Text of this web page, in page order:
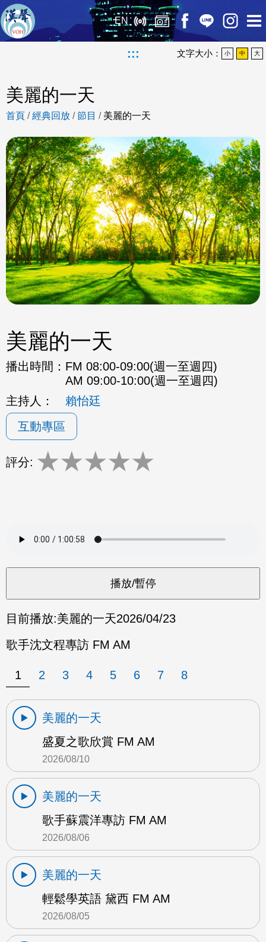
EN
::: 文字大小： 小 中 大
美麗的一天
首頁 /經典回放 /節目 / 美麗的一天
美麗的一天
播出時間： FM 08:00-09:00(週一至週四)
AM 09:00-10:00(週一至週四)
主持人：
賴怡廷
互動專區
評分: ★★★★★
目前播放:美麗的一天2026/04/23
歌手沈文程專訪 FM AM
1 2 3 4 5 6 7 8
美麗的一天
盛夏之歌欣賞 FM AM
2026/08/10
美麗的一天
歌手蘇震洋專訪 FM AM
2026/08/06
美麗的一天
輕鬆學英語 黛西 FM AM
2026/08/05